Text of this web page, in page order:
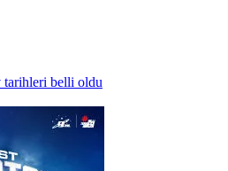
tarihleri belli oldu